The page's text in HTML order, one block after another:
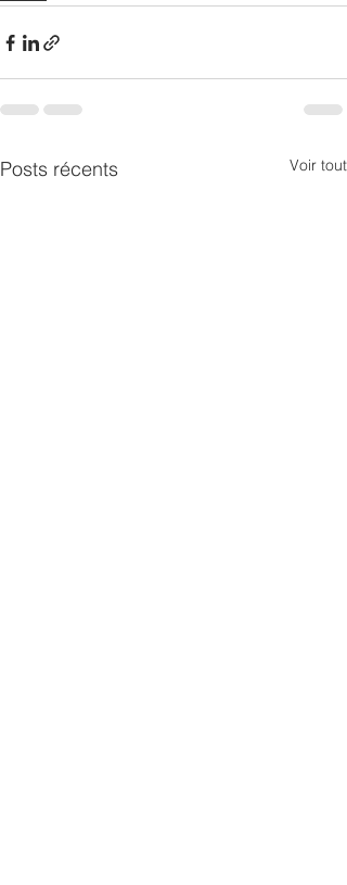
Posts récents Voir tout